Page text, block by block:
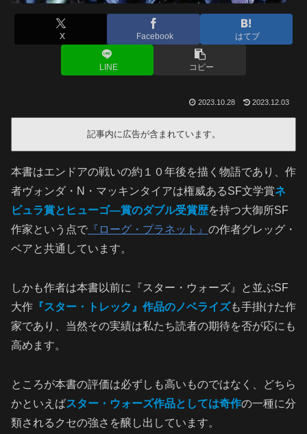
X Facebook はてブ
LINE コピー
2023.10.28 2023.12.03
記事内に広告が含まれています。
本書はエンドアの戦いの約１０年後を描く物語であり、作
者ヴォンダ・N・マッキンタイアは権威あるSF文学賞ネ
ビュラ賞とヒューゴ―賞のダブル受賞歴を持つ大御所SF
作家という点で 『ローグ・プラネット』 の作者グレッグ・
ベアと共通しています。
しかも作者は本書以前に『スター・ウォーズ』と並ぶSF
大作 『スター・トレック』作品のノベライズも手掛けた作
家であり、当然その実績は私たち読者の期待を否が応にも
高めます。
ところが本書の評価は必ずしも高いものではなく、どちら
かといえばスター・ウォーズ作品としては奇作の一種に分
類されるクセの強さを醸し出しています。